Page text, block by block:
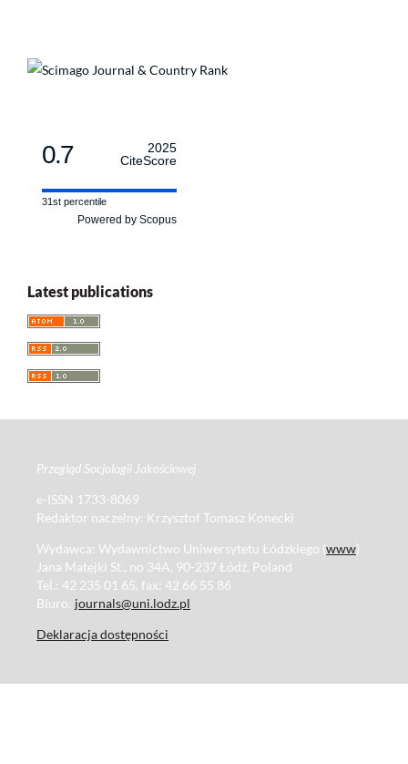
0.7
2025
CiteScore
31st percentile
Powered by Scopus
Latest publications
Przegląd Socjologii Jakościowej
e-ISSN 1733-8069
Redaktor naczelny: Krzysztof Tomasz Konecki
Wydawca: Wydawnictwo Uniwersytetu Łódzkiego (www)
Jana Matejki St., no 34A, 90-237 Łódź, Poland
Tel.: 42 235 01 65, fax: 42 66 55 86
Biuro: journals@uni.lodz.pl
Deklaracja dostępności